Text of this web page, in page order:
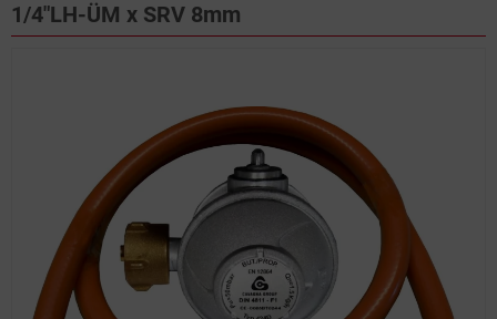
1/4"LH-ÜM x SRV 8mm